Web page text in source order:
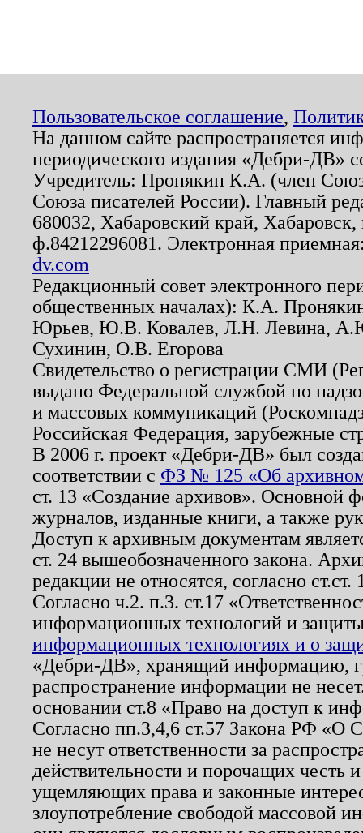
Пользовательское соглашение,
На данном сайте распространяется
периодического издания «Дебри-ДВ»
Учредитель: Пронякин К.А. (член
Союза писателей России). Главный
680032, Хабаровский край,
ф.84212296081. Электронная
dv.com
Редакционный совет электронного
общественных началах): К.А.
Юрьев, Ю.В. Ковалев, Л.Н. Левина,
Сухинин, О.В. Егорова
Свидетельство о регистрации СМИ
выдано Федеральной службой по
и массовых коммуникаций
Российская Федерация, зарубежные
В 2006 г. проект «Дебри-ДВ» был
соответствии с ФЗ № 125 «Об
ст. 13 «Создание архивов». Основной
журналов, изданные книги, а также
Доступ к архивным документам
ст. 24 вышеобозначенного закона.
редакции не относятся, согласно
Согласно ч.2. п.3. ст.17
информационных технологий и
информационных технологиях и о
«Дебри-ДВ», хранящий информацию,
распространение информации не
основании ст.8 «Право на доступ к
Согласно пп.3,4,6 ст.57 Закона РФ «О
не несут ответственности за
действительности и порочащих честь
ущемляющих права и законные
злоупотребление свободой массовой